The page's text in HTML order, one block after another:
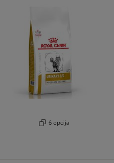
6 opcija